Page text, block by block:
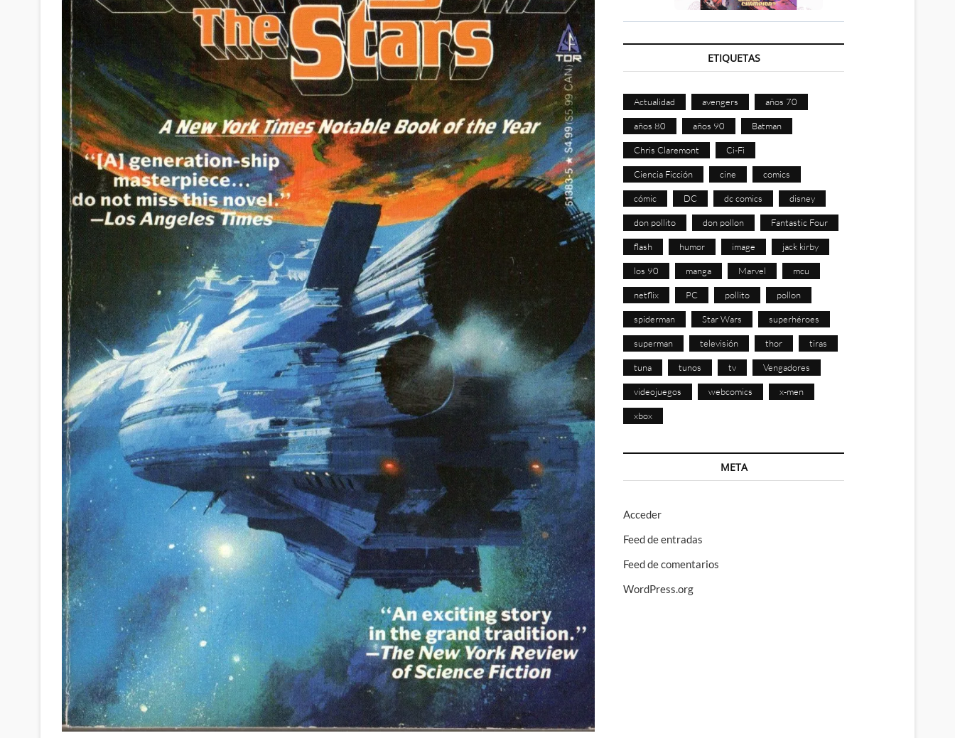
ETIQUETAS
Actualidad avengers años 70
años 80 años 90 Batman
Chris Claremont Ci-Fi
Ciencia Ficción cine comics
cómic DC dc comics disney
don pollito don pollon Fantastic Four
flash humor image jack kirby
los 90 manga Marvel mcu
netflix PC pollito pollon
spiderman Star Wars superhéroes
superman televisión thor tiras
tuna tunos tv Vengadores
videojuegos webcomics x-men
xbox
META
Acceder
Feed de entradas
Feed de comentarios
WordPress.org